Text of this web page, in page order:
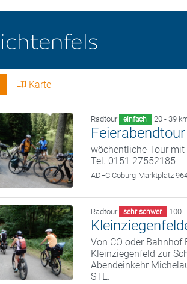
Karte
Radtour einfach 20 - 39
Feierabendtour
wöchentliche Tour mit
Tel. 0151 27552185
ADFC Coburg Marktplatz
Radtour sehr schwer 100
Von CO oder
Kleinziegenfeld zur
Abendeinkehr
STE.